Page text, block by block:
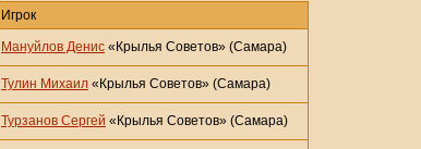
Игрок
Мануйлов Денис «Крылья Советов» (Самара)
Тулин Михаил «Крылья Советов» (Самара)
Турзанов Сергей «Крылья Советов» (Самара)